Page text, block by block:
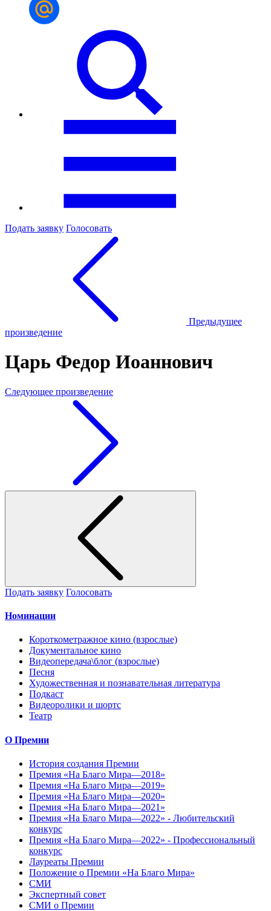
Подать заявку Голосовать
Предыдущее
произведение
Царь Федор Иоаннович
Следующее произведение
Подать заявку Голосовать
Номинации
Короткометражное кино (взрослые)
Документальное кино
Видеопередача\блог (взрослые)
Песня
Художественная и познавательная литература
Подкаст
Видеоролики и шортс
Театр
О Премии
История создания Премии
Премия «На Благо Мира—2018»
Премия «На Благо Мира—2019»
Премия «На Благо Мира—2020»
Премия «На Благо Мира—2021»
Премия «На Благо Мира—2022» - Любительский
конкурс
Премия «На Благо Мира—2022» - Профессиональный
конкурс
Лауреаты Премии
Положение о Премии «На Благо Мира»
СМИ
Экспертный совет
СМИ о Премии